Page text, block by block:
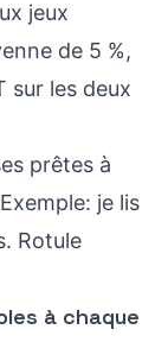
jeux
de 5 %,
sur les deux
prêtes à
je lis
Rotule
à chaque